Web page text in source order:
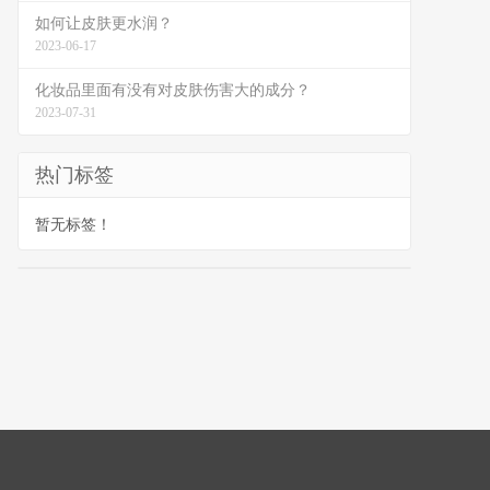
如何让皮肤更水润？
2023-06-17
化妆品里面有没有对皮肤伤害大的成分？
2023-07-31
热门标签
暂无标签！